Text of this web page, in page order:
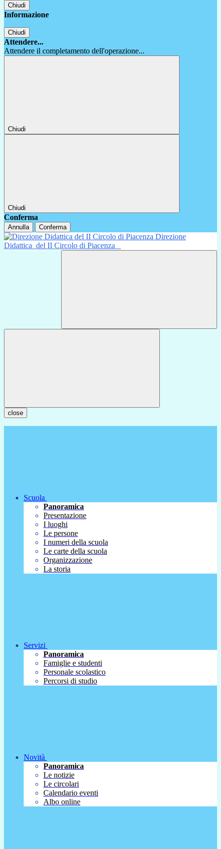
Chiudi
Informazione
Chiudi
Attendere...
Attendere il completamento dell'operazione...
Chiudi
Chiudi
Conferma
Annulla Conferma
Direzione
Didattica del II Circolo di Piacenza
close
Scuola
Panoramica
Presentazione
I luoghi
Le persone
I numeri della scuola
Le carte della scuola
Organizzazione
La storia
Servizi
Panoramica
Famiglie e studenti
Personale scolastico
Percorsi di studio
Novità
Panoramica
Le notizie
Le circolari
Calendario eventi
Albo online